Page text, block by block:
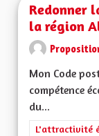
Redonner
la région
Mon Code
compétence
du...
Filtrer les
L'attractivité